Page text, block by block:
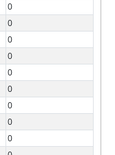
0
0
0
0
0
0
0
0
0